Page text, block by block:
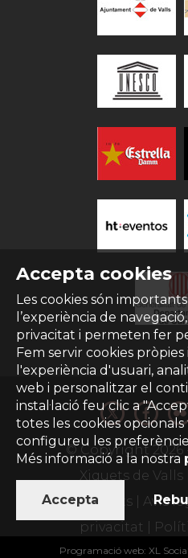
Accepta cookies
Les cookies són
l’experiència de
privacitat i permeten fer
Fem servir cookies
l'experiència d'usuari,
web i personalitzar el
instal·lació feu clic a
totes les cookies
configureu les
Més informació a la nostra
Accepta
© Copyright2026
Xiquets de Valls
reservats | Avís
privacitat
Programació web: XL Social